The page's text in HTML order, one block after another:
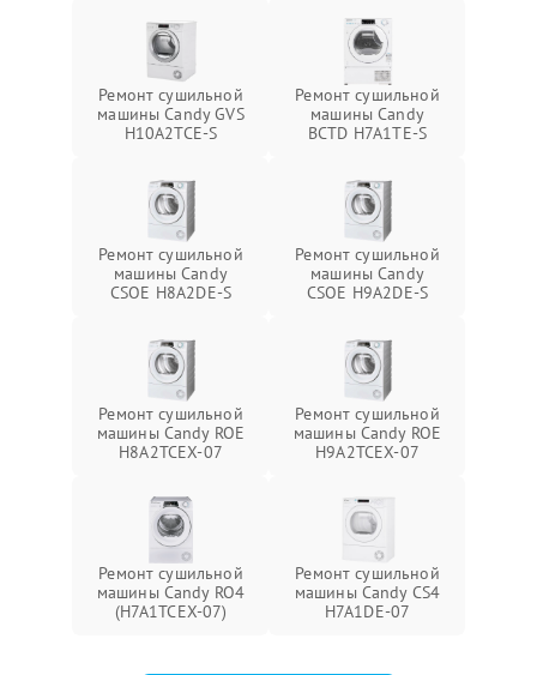
Ремонт сушильной
машины Candy GVS
H10A2TCE-S
Ремонт сушильной
машины Candy
BCTD H7A1TE-S
Ремонт сушильной
машины Candy
CSOE H8A2DE-S
Ремонт сушильной
машины Candy
CSOE H9A2DE-S
Ремонт сушильной
машины Candy ROE
H8A2TCEX-07
Ремонт сушильной
машины Candy ROE
H9A2TCEX-07
Ремонт сушильной
машины Candy RO4
(H7A1TCEX-07)
Ремонт сушильной
машины Candy CS4
H7A1DE-07